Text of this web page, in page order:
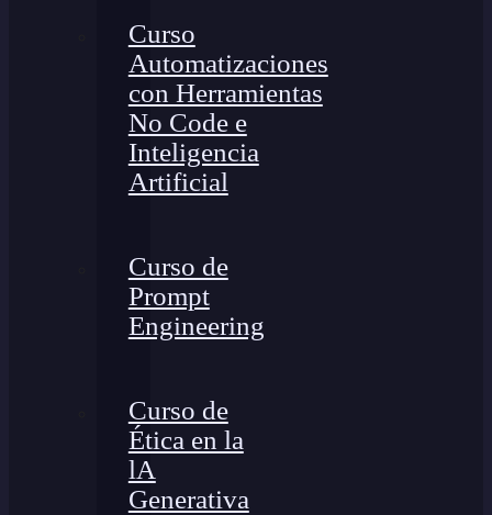
Curso
Automatizaciones
con Herramientas
No Code e
Inteligencia
Artificial
Curso de
Prompt
Engineering
Curso de
Ética en la
lA
Generativa